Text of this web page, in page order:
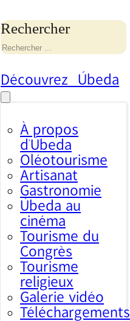
Rechercher
Découvrez Úbeda
À propos
d’Úbeda
Oléotourisme
Artisanat
Gastronomie
Úbeda au
cinéma
Tourisme du
Congrès
Tourisme
religieux
Galerie vidéo
Téléchargements